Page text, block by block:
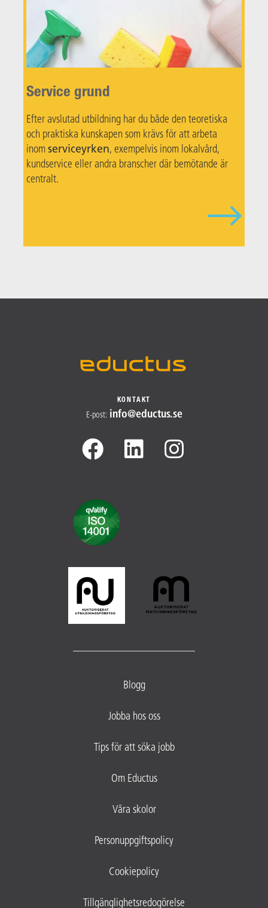
Service grund
Efter avslutad utbildning har du både den teoretiska
och praktiska kunskapen som krävs för att arbeta
inom serviceyrken, exempelvis inom lokalvård,
kundservice eller andra branscher där bemötande är
centralt.
KONTAKT
E-post: info@​eductus.se
Blogg
Jobba hos oss
Tips för att söka jobb
Om Eductus
Våra skolor
Personuppgiftspolicy
Cookiepolicy
Tillgänglighetsredogörelse